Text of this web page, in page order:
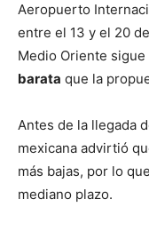
Aeropuerto
entre el 13 y el 20
Medio Oriente sigue
barata que la
Antes de la llegada
mexicana advirtió
más bajas, por lo
mediano plazo.